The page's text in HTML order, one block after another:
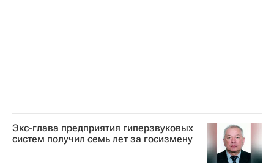
Экс-глава предприятия гиперзвуковых
систем получил семь лет за госизмену